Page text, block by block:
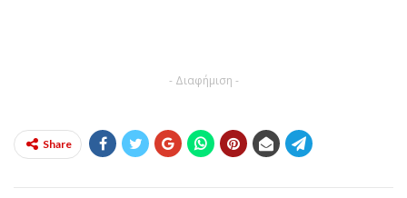
- Διαφήμιση -
Share